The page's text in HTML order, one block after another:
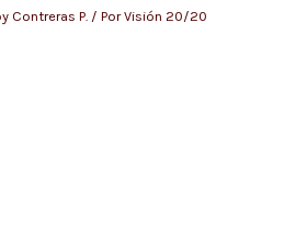
Contreras P. / PorVisión 20/20